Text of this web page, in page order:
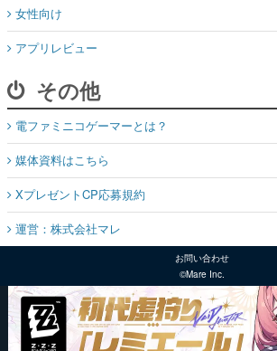
女性向け
アプリレビュー
その他
電ファミニコゲーマーとは？
媒体資料はこちら
XプレゼントCP応募規約
運営：株式会社マレ
お問い合わせ
©Mare Inc.